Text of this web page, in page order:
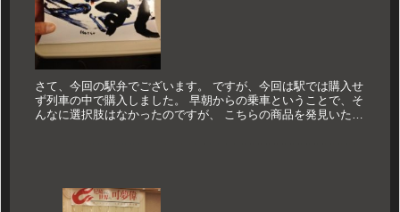
さて、今回の駅弁でございます。 ですが、今回は駅では購入せ
ず列車の中で購入しました。 早朝からの乗車ということで、そ
んなに選択肢はなかったのですが、 こちらの商品を発見いたし